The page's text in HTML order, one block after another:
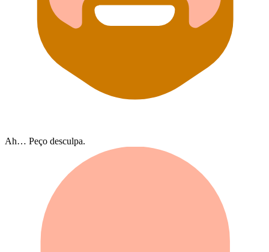
Ah… Peço desculpa.